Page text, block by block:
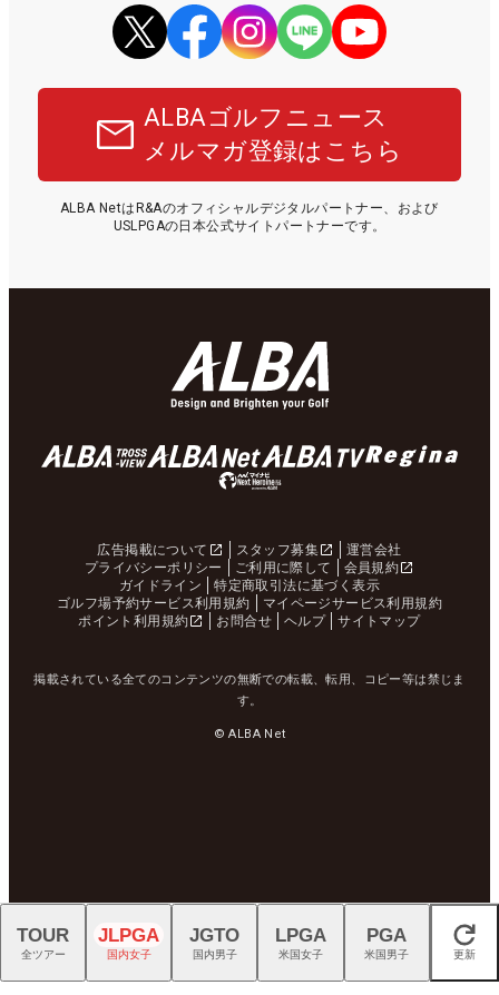
ALBAゴルフニュース
メルマガ登録はこちら
ALBA NetはR&Aのオフィシャルデジタルパートナー、および
USLPGAの日本公式サイトパートナーです。
広告掲載について スタッフ募集
運営会社
プライバシーポリシー
ご利用に際して
会員規約
ガイドライン
特定商取引法に基づく表示
ゴルフ場予約サービス利用規約
マイページサービス利用規約
ポイント利用規約
お問合せ ヘルプ サイトマップ
掲載されている全てのコンテンツの無断での転載、転用、コピー等は禁じま
す。
© ALBA Net
閉じる
TOUR
全ツアー
JLPGA
国内女子
JGTO
国内男子
LPGA
米国女子
PGA
米国男子 更新